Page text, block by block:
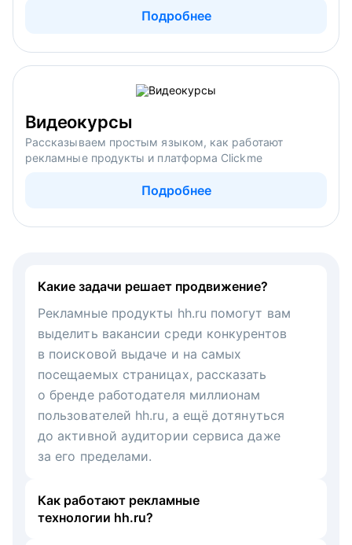
Подробнее
Видеокурсы
Рассказываем простым языком, как работают
рекламные продукты и платформа Clickme
Подробнее
Какие задачи решает продвижение?
Рекламные продукты hh.ru помогут вам
выделить вакансии среди конкурентов
в поисковой выдаче и на самых
посещаемых страницах, рассказать
о бренде работодателя миллионам
пользователей hh.ru, а ещё дотянуться
до активной аудитории сервиса даже
за его пределами.
Как работают рекламные
технологии hh.ru?